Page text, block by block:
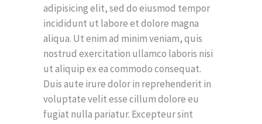
adipisicing elit, sed do eiusmod tempor
incididunt ut labore et dolore magna
aliqua. Ut enim ad minim veniam, quis
nostrud exercitation ullamco laboris nisi
ut aliquip ex ea commodo consequat.
Duis aute irure dolor in reprehenderit in
voluptate velit esse cillum dolore eu
fugiat nulla pariatur. Excepteur sint